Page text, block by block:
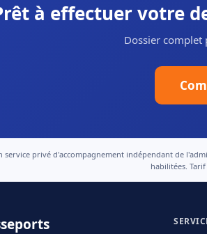
à effectuer votre
Dossier complet
service privé d'accompagnement indépendant de
habilitées.